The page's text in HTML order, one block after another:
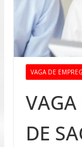
VAGA DE
VAGA
DE